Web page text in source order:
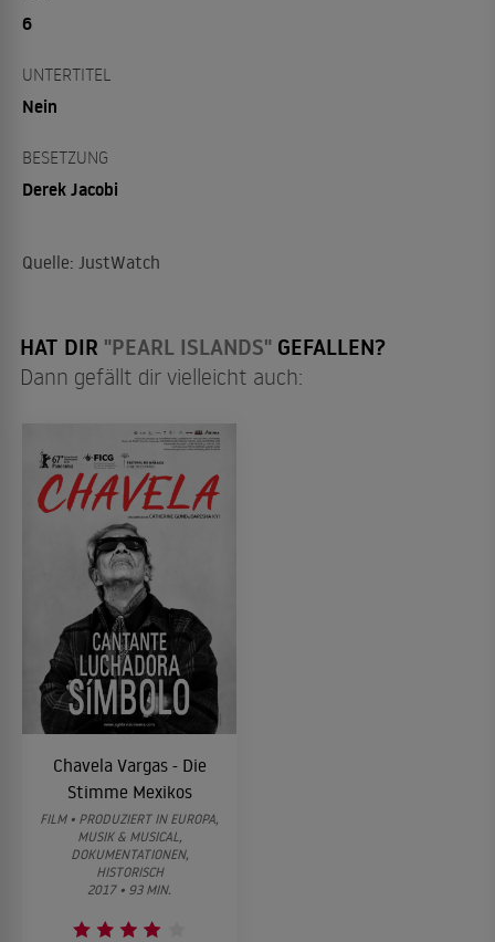
6
UNTERTITEL
Nein
BESETZUNG
Derek Jacobi
Quelle: JustWatch
HAT DIR "PEARL ISLANDS" GEFALLEN?
Dann gefällt dir vielleicht auch:
Chavela Vargas - Die
Stimme Mexikos
FILM • PRODUZIERT IN EUROPA,
MUSIK & MUSICAL,
DOKUMENTATIONEN,
HISTORISCH
2017 • 93 MIN.